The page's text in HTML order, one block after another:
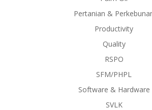
Pertanian &
Productivity
Quality
RSPO
SFM/PHPL
Software & Hardware
SVLK